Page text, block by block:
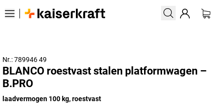
Nr.: 789946 49
BLANCO roestvast stalen platformwagen –
B.PRO
laadvermogen 100 kg, roestvast